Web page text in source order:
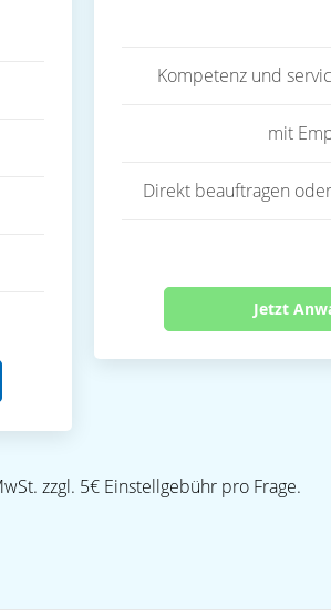
Kompetenz und
mit
Direkt beauftragen
Jetzt
zzgl. 5€ Einstellgebühr pro Frage.